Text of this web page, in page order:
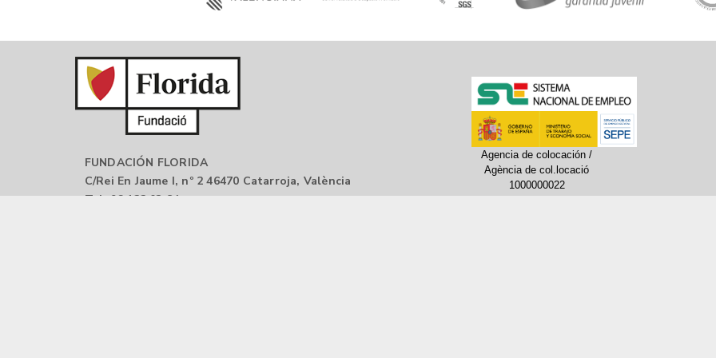
FUNDACIÓN FLORIDA
C/Rei En Jaume I, nº 2 46470 Catarroja, València
Tel: 96 122 03 84
Agencia de colocación /
Agència de col.locació
1000000022